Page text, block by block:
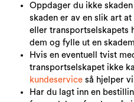
Oppdager du ikke
skaden er av en slik art
eller transportselskapets
dem og fylle ut en
Hvis en eventuell tvist
transportselskapet ikke
kundeservice så hjelper
Har du lagt inn en